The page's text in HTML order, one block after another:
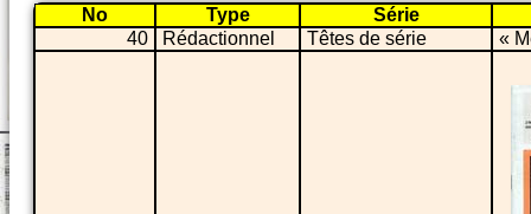
No Type
Série
40
Rédactionnel Têtes de série «